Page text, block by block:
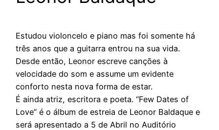
Estudou violoncelo e piano mas foi somente há
três anos que a guitarra entrou na sua vida.
Desde então, Leonor escreve canções à
velocidade do som e assume um evidente
conforto nesta nova forma de estar.
É ainda atriz, escritora e poeta. “Few Dates of
Love” é o álbum de estreia de Leonor Baldaque e
será apresentado a 5 de Abril no Auditório